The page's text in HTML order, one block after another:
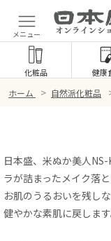
メニュー
化粧品 健康
ホーム > 自然派化粧品
日本盛、米ぬか美人
ラが詰まったメイク落と
お肌のうるおいを残し
健やかな素肌に戻します